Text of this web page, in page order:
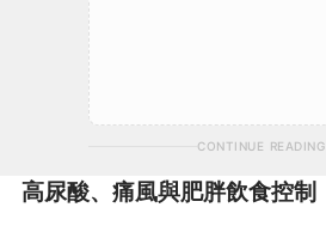
CONTINUE READING
高尿酸、痛風與肥胖飲食控制